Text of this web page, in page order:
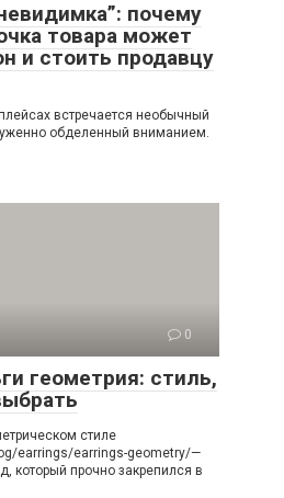
почему
товара может
и стоить продавцу
встречается необычный
обделенный вниманием.
0
геометрия: стиль,
стиле
earrings/earrings-geometry/—
который прочно закрепился в